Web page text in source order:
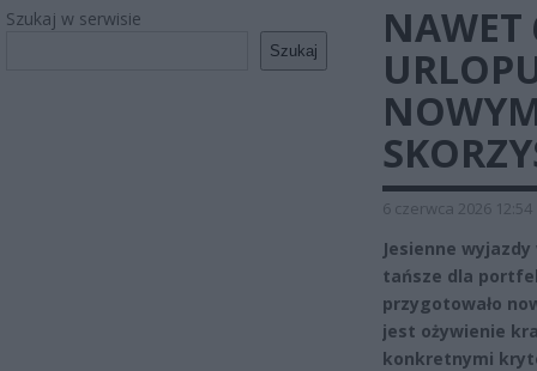
Szukaj w serwisie
Szukaj
NAWET
6 czerwca 2026 12:54
Jesienne
tańsze dla
przygotowało
jest ożywienie
konkretnymi